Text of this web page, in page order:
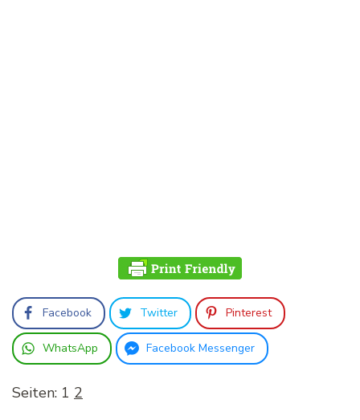
Facebook Twitter Pinterest
WhatsApp Facebook Messenger
Seiten: 1 2